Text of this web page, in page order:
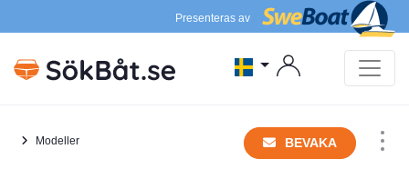
Presenteras av
Modeller BEVAKA